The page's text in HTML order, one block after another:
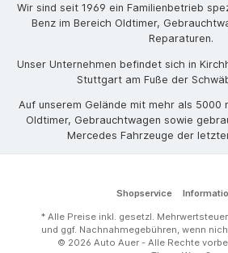
Wir sind seit 1969 ein Familienbetrieb
Benz im Bereich Oldtimer,
Reparaturen.
Unser Unternehmen befindet sich in
Stuttgart am Fuße der
Auf unserem Gelände mit mehr als 5000
Oldtimer, Gebrauchtwagen sowie
Mercedes Fahrzeuge der
Shopservice
* Alle Preise inkl. gesetzl.
und ggf. Nachnahmegebühren, wenn
© 2026 Auto Auer - Alle Rechte